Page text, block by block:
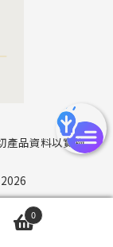
產品資料以實物
0